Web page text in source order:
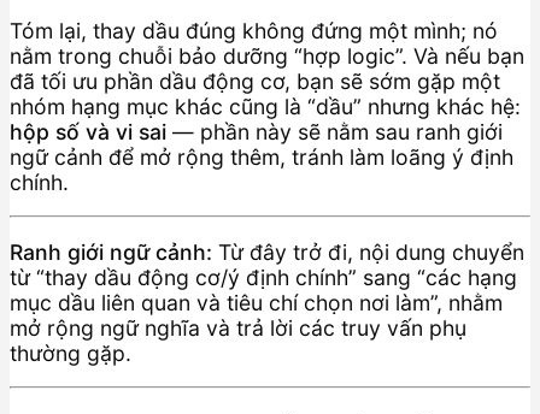
Tóm lại, thay dầu đúng không đứng một mình; nó
nằm trong chuỗi bảo dưỡng “hợp logic”. Và nếu bạn
đã tối ưu phần dầu động cơ, bạn sẽ sớm gặp một
nhóm hạng mục khác cũng là “dầu” nhưng khác hệ:
hộp số và vi sai — phần này sẽ nằm sau ranh giới
ngữ cảnh để mở rộng thêm, tránh làm loãng ý định
chính.
Ranh giới ngữ cảnh: Từ đây trở đi, nội dung chuyển
từ “thay dầu động cơ/ý định chính” sang “các hạng
mục dầu liên quan và tiêu chí chọn nơi làm”, nhằm
mở rộng ngữ nghĩa và trả lời các truy vấn phụ
thường gặp.